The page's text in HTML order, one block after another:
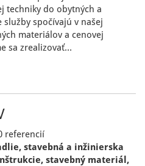
techniky do obytných a
spočívajú v našej
materiálov a cenovej
sa zrealizovať…
referencií
stavebná a inžinierska
stavebný materiál,